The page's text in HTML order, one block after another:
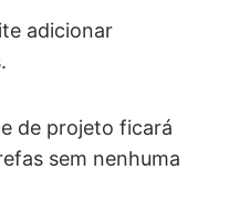
adicionar
de projeto ficará
sem nenhuma